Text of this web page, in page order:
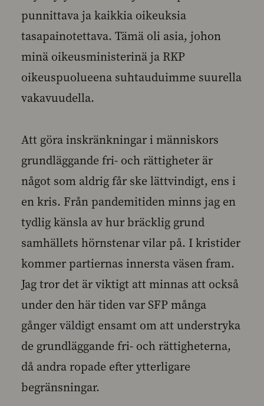
punnittava ja kaikkia oikeuksia
tasapainotettava. Tämä oli asia, johon
minä oikeusministerinä ja RKP
oikeuspuolueena suhtauduimme suurella
vakavuudella.
Att göra inskränkningar i människors
grundläggande fri- och rättigheter är
något som aldrig får ske lättvindigt, ens i
en kris. Från pandemitiden minns jag en
tydlig känsla av hur bräcklig grund
samhällets hörnstenar vilar på. I kristider
kommer partiernas innersta väsen fram.
Jag tror det är viktigt att minnas att också
under den här tiden var SFP många
gånger väldigt ensamt om att understryka
de grundläggande fri- och rättigheterna,
då andra ropade efter ytterligare
begränsningar.